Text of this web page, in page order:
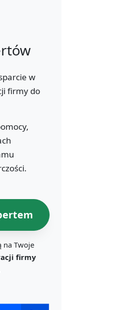
w
firmy do
na Twoje
firmy